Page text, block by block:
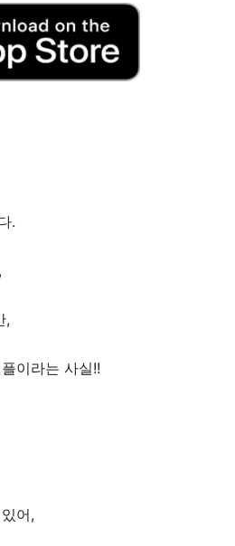
.
,
이라는 사실!!
어,